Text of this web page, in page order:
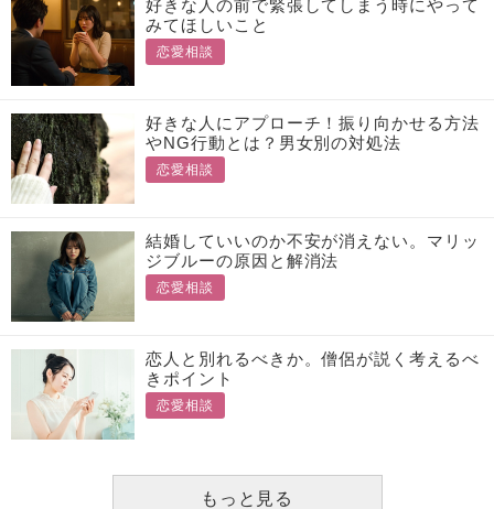
好きな人の前で緊張してしまう時にやって
みてほしいこと
恋愛相談
好きな人にアプローチ！振り向かせる方法
やNG行動とは？男女別の対処法
恋愛相談
結婚していいのか不安が消えない。マリッ
ジブルーの原因と解消法
恋愛相談
恋人と別れるべきか。僧侶が説く考えるべ
きポイント
恋愛相談
もっと見る